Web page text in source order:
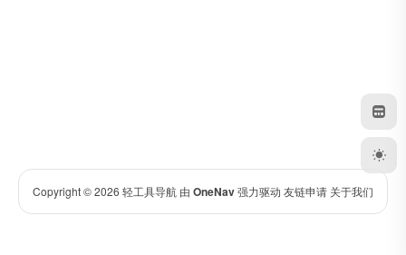
Copyright © 2026 轻工具导航 由 OneNav强力驱动 友链申请 关于我们